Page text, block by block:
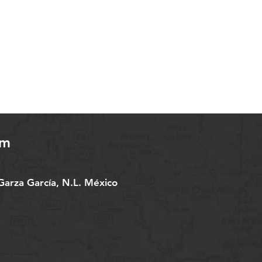
García, N.L. México